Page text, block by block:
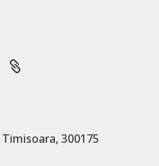

Timisoara, 300175